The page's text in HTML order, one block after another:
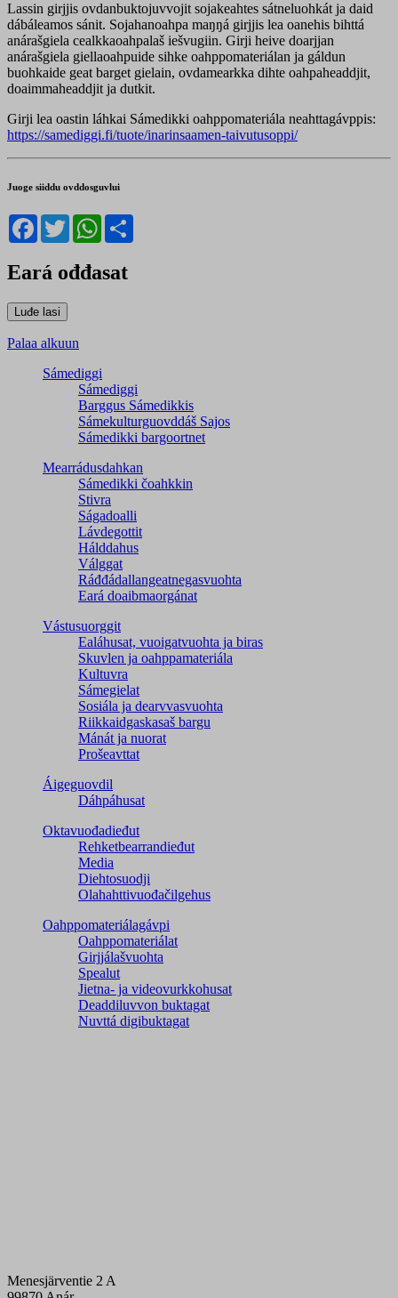
Lassin girjjis ovdanbuktojuvvojit sojakeahtes sátneluohkát ja daid
dábáleamos sánit. Sojahanoahpa maŋŋá girjjis lea oanehis bihttá
anárašgiela cealkkaoahpalaš iešvugiin. Girji heive doarjjan
anárašgiela giellaoahpuide sihke oahppomateriálan ja gáldun
buohkaide geat barget gielain, ovdamearkka dihte oahpaheaddjit,
doaimmaheaddjit ja dutkit.
Girji lea oastin láhkai Sámedikki oahppomateriála neahttagávppis:
https://samediggi.fi/tuote/inarinsaamen-taivutusoppi/
Juoge siiddu ovddosguvlui
Facebook
TwitterWhatsApp
Eará ođđasat
Palaa alkuun
Sámediggi
Sámediggi
Barggus Sámedikkis
Sámekulturguovddáš Sajos
Sámedikki bargoortnet
Mearrádusdahkan
Sámedikki čoahkkin
Stivra
Ságadoalli
Lávdegottit
Hálddahus
Válggat
Ráđđádallangeatnegas­vuohta
Eará doaibmaorgánat
Vástusuorggit
Ealáhusat, vuoigatvuohta ja biras
Skuvlen ja oahppamateriála
Kultuvra
Sámegielat
Sosiála ja dearvvasvuohta
Riikkaidgaskasaš bargu
Mánát ja nuorat
Prošeavttat
Áigeguovdil
Dáhpáhusat
Oktavuođadieđut
Rehketbearrandieđut
Media
Diehtosuodji
Olahahttivuođačilgehus
Oahppomateriálagávpi
Oahppomateriálat
Girjjálašvuohta
Spealut
Jietna- ja videovurkkohusat
Deaddiluvvon buktagat
Nuvttá digibuktagat
Menesjärventie 2 A